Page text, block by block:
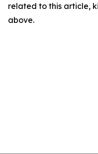
related to this article,
above.